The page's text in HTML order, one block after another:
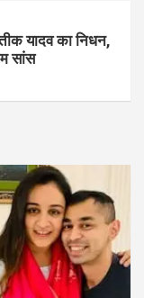
यादव का निधन,
सांस